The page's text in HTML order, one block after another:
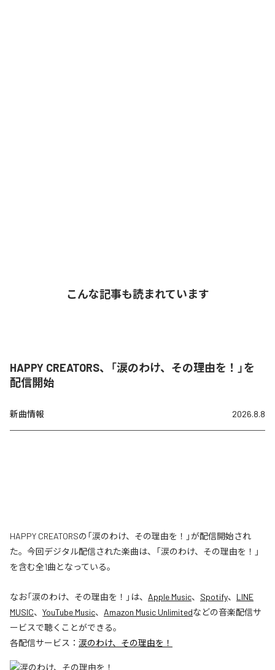
こんな記事も読まれています
HAPPY CREATORS、「涙のわけ、その理由を！」を
配信開始
新曲情報 2026.8.8
HAPPY CREATORSの「涙のわけ、その理由を！」が配信開始され
た。今回デジタル配信された楽曲は、「涙のわけ、その理由を！」
を含む全1曲となっている。
なお「涙のわけ、その理由を！ 」は、 Apple Music、 Spotify、 LINE
MUSIC、 YouTube Music、 Amazon Music Unlimitedなどの音楽配信サ
ービスで聴くことができる。
各配信サービス： 涙のわけ、その理由を！